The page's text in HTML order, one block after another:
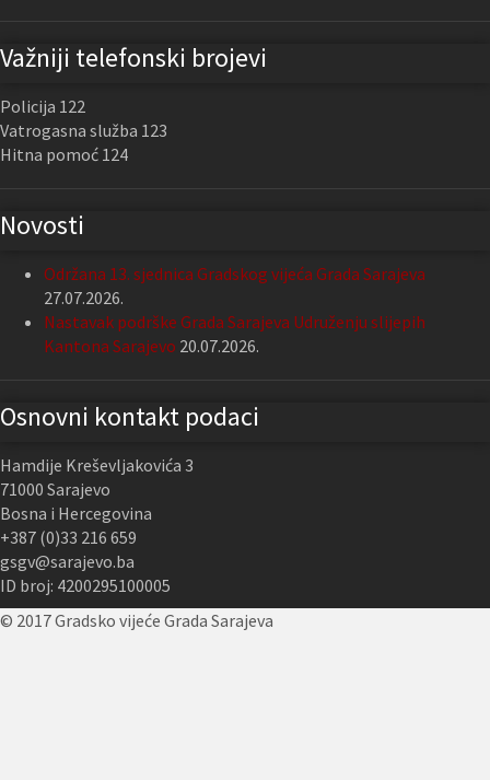
Važniji telefonski brojevi
Policija 122
Vatrogasna služba 123
Hitna pomoć 124
Novosti
Održana 13. sjednica Gradskog vijeća Grada Sarajeva
27.07.2026.
Nastavak podrške Grada Sarajeva Udruženju slijepih
Kantona Sarajevo 20.07.2026.
Osnovni kontakt podaci
Hamdije Kreševljakovića 3
71000 Sarajevo
Bosna i Hercegovina
+387 (0)33 216 659
gsgv@sarajevo.ba
ID broj: 4200295100005
© 2017 Gradsko vijeće Grada Sarajeva